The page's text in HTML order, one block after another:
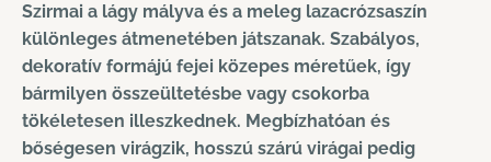
Szirmai a lágy mályva és a meleg lazacrózsaszín
különleges átmenetében játszanak. Szabályos,
dekoratív formájú fejei közepes méretűek, így
bármilyen összeültetésbe vagy csokorba
tökéletesen illeszkednek. Megbízhatóan és
bőségesen virágzik, hosszú szárú virágai pedig